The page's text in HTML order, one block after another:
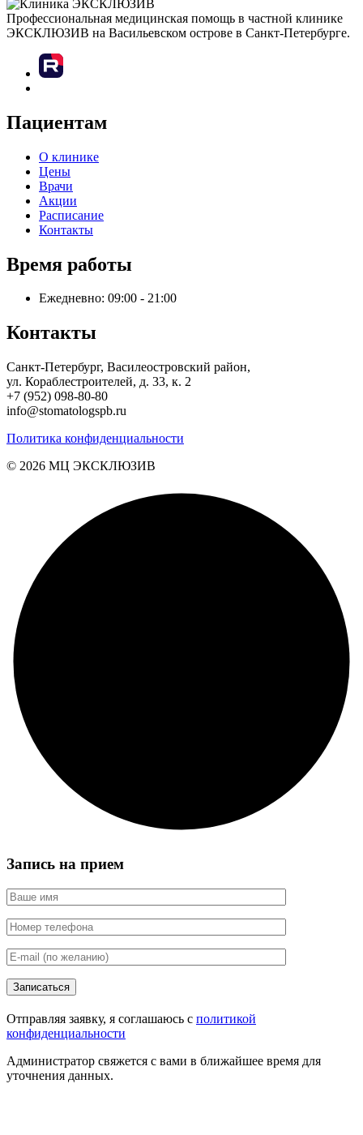
Профессиональная медицинская помощь в частной клинике
ЭКСКЛЮЗИВ на Васильевском острове в Санкт-Петербурге.
Пациентам
О клинике
Цены
Врачи
Акции
Расписание
Контакты
Время работы
Ежедневно: 09:00 - 21:00
Контакты
Санкт-Петербург, Василеостровский район,
ул. Кораблестроителей, д. 33, к. 2
+7 (952) 098-80-80
info@stomatologspb.ru
Политика конфиденциальности
© 2026 MЦ ЭКСКЛЮЗИВ
Запись на прием
Записаться
Отправляя заявку, я соглашаюсь с политикой
конфиденциальности
Администратор свяжется с вами в ближайшее время для
уточнения данных.